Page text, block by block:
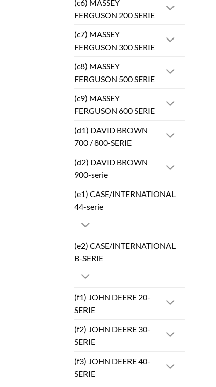
(c6) MASSEY
FERGUSON 200 SERIE
(c7) MASSEY
FERGUSON 300 SERIE
(c8) MASSEY
FERGUSON 500 SERIE
(c9) MASSEY
FERGUSON 600 SERIE
(d1) DAVID BROWN
700 / 800-SERIE
(d2) DAVID BROWN
900-serie
(e1) CASE/INTERNATIONAL
44-serie
(e2) CASE/INTERNATIONAL
B-SERIE
(f1) JOHN DEERE 20-
SERIE
(f2) JOHN DEERE 30-
SERIE
(f3) JOHN DEERE 40-
SERIE